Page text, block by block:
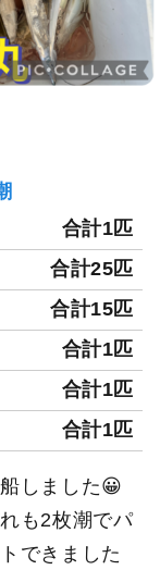
合計1匹
合計25匹
合計15匹
合計1匹
合計1匹
合計1匹
しました😀
も2枚潮でパ
できました